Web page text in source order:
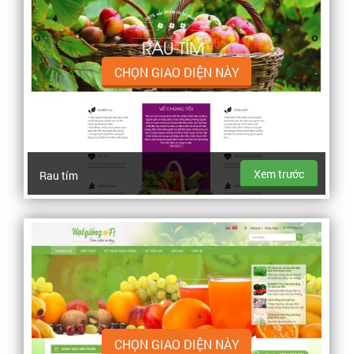
CHỌN GIAO DIỆN NÀY
Rau tím Xem trước
CHỌN GIAO DIỆN NÀY